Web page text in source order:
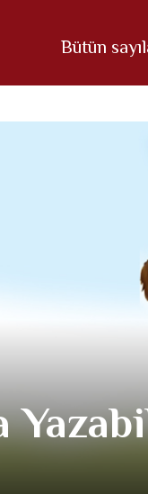
Bütün